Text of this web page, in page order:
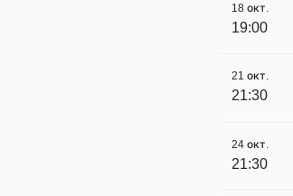
18 окт.
19:00
21 окт.
21:30
24 окт.
21:30